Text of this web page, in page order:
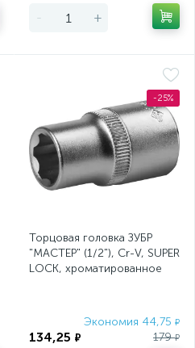
- +
-25%
Торцовая головка ЗУБР
"МАСТЕР" (1/2"), Cr-V, SUPER
LOCK, хроматированное
Экономия 44,75 ₽
134,25 ₽ 179₽